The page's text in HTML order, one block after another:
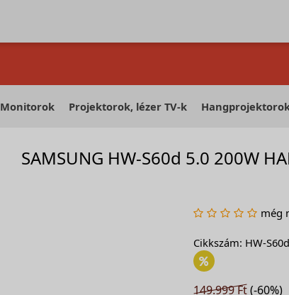
Monitorok Projektorok, lézer TV-k
SAMSUNG HW-S60d 5.0 200W
még
Cikkszám: HW-S60d
149.999 Ft(-60%)